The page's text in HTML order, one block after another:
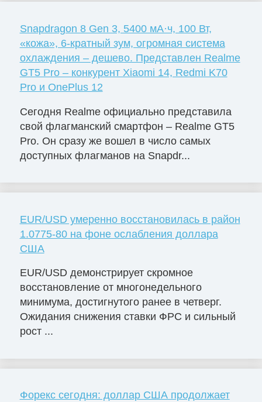
Snapdragon 8 Gen 3, 5400 мА·ч, 100 Вт,
«кожа», 6-кратный зум, огромная система
охлаждения – дешево. Представлен Realme
GT5 Pro – конкурент Xiaomi 14, Redmi K70
Pro и OnePlus 12
Сегодня Realme официально представила
свой флагманский смартфон – Realme GT5
Pro. Он сразу же вошел в число самых
доступных флагманов на Snapdr...
EUR/USD умеренно восстановилась в район
1.0775-80 на фоне ослабления доллара
США
EUR/USD демонстрирует скромное
восстановление от многонедельного
минимума, достигнутого ранее в четверг.
Ожидания снижения ставки ФРС и сильный
рост ...
Форекс сегодня: доллар США продолжает